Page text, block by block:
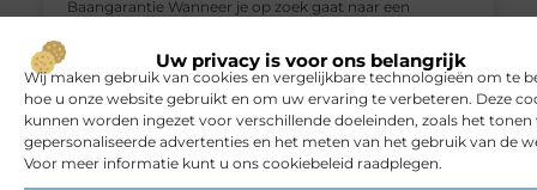
Uw privacy is voor ons belangrijk
Wij maken gebruik van cookies en vergelijkbare technologieën om te
hoe u onze website gebruikt en om uw ervaring te verbeteren. Deze
kunnen worden ingezet voor verschillende doeleinden, zoals het tonen
gepersonaliseerde advertenties en het meten van het gebruik van de
Voor meer informatie kunt u ons cookiebeleid raadplegen.
RECENTE BERICHTEN
How Engineering Teams Are Modernising Their
Software Toolkit Around AutoDWG
De juiste rechthoekige trampoline kiezen voor
Baangarantie Wanneer je op zoek gaat naar een